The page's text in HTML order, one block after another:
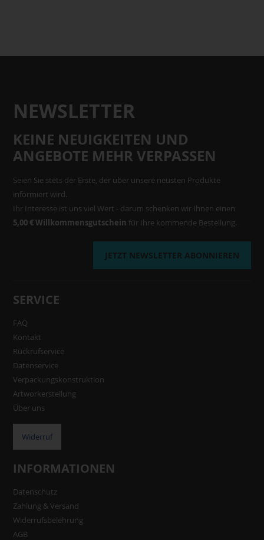
NEWSLETTER
KEINE NEUIGKEITEN UND
ANGEBOTE MEHR VERPASSEN
Seien Sie stets der Erste, der über unsere neusten Produkte
informiert wird.
Ihr Interesse ist uns viel Wert - darum schenken wir Ihnen einen
5,00 € Willkommensgutschein für Ihre kommende Bestellung.
JETZT NEWSLETTER ABONNIEREN
SERVICE
FAQ
Kontakt
Rückrufservice
Datenservice
Verpackungskonstruktion
Artworkerstellung
Über uns
Widerruf
INFORMATIONEN
Datenschutz
Zahlung & Versand
Widerrufsbelehrung
AGB